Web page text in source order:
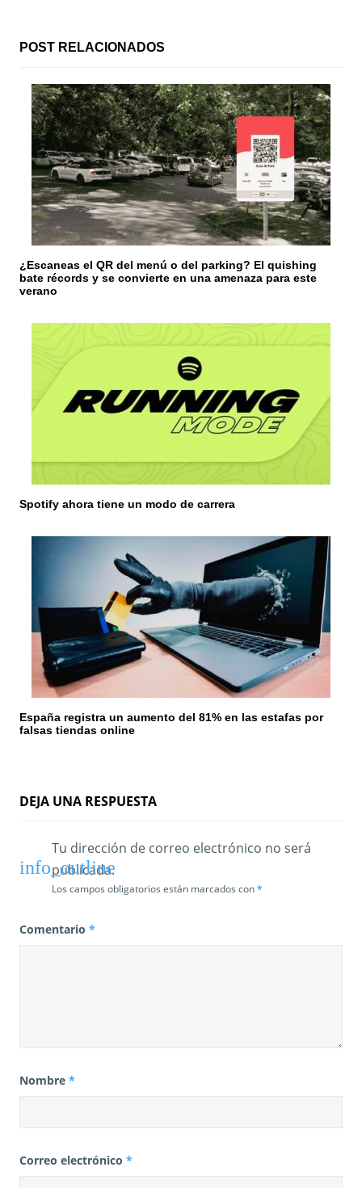
n
e
e
n
a
d
a
POST RELACIONADOS
¿Escaneas el QR del menú o del parking? El quishing
bate récords y se convierte en una amenaza para este
verano
Spotify ahora tiene un modo de carrera
España registra un aumento del 81% en las estafas por
falsas tiendas online
DEJA UNA RESPUESTA
Tu dirección de correo electrónico no será
publicada.
Los campos obligatorios están marcados con*
Comentario *
Nombre *
Correo electrónico *